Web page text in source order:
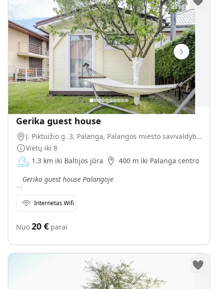
Gerika guest house
J. Piktuižio g. 3, Palanga, Palangos miesto savivaldybė, Lietuva
Vietų iki 8
1.3 km iki Baltijos jūra
400 m iki Palanga centro
„Gerika guest house Palangoje
Internetas Wifi
Nuo 20 € parai